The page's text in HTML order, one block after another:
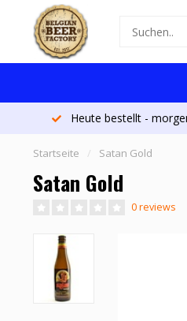
Heute bestellt -
Startseite / Satan Gold
Satan Gold
0 reviews